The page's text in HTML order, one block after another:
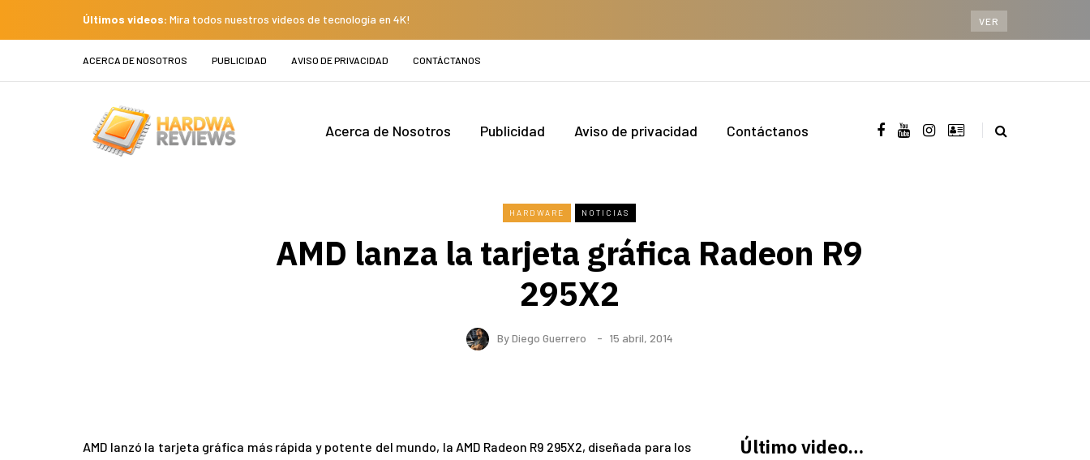
Últimos videos: Mira todos nuestros videos de tecnología en 4K! VER
ACERCA DE NOSOTROS PUBLICIDAD AVISO DE PRIVACIDAD CONTÁCTANOS
Acerca de Nosotros Publicidad Aviso de privacidad Contáctanos
HARDWARE NOTICIAS
AMD lanza la tarjeta gráfica Radeon R9
295X2
ByDiego Guerrero 15 abril, 2014
AMD lanzó la tarjeta gráfica más rápida y potente del mundo, la AMD Radeon R9 295X2, diseñada para los
Último video…